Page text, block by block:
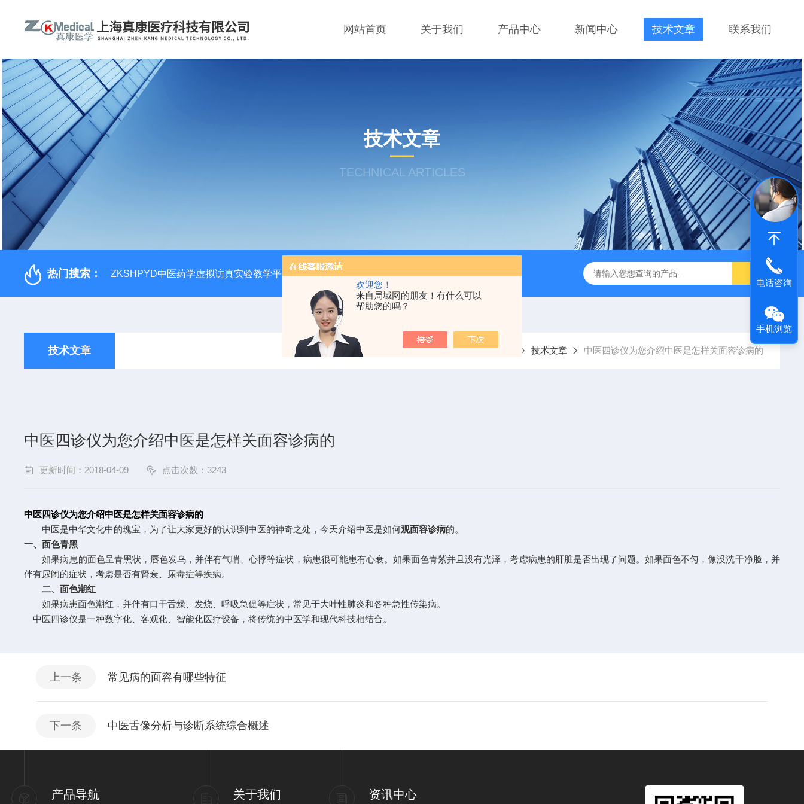
欢迎您！
来自局域网的朋友！有什么可以
帮助您的吗？
网站首页 关于我们 产品中心 新闻中心 技术文章 联系我们
技术文章
TECHNICAL ARTICLES
热门搜索： ZKSHPYD中医药学虚拟访真实验教学平台 ZKF—AX全身针灸仿真训练系统 ZKCJ-208F经穴学及针刺仿真训练系统 ZKCJ300多媒体经穴学及针刺仿真训
技术文章 当前位置：首页 技术文章 中医四诊仪为您介绍中医是怎样关面容诊病的
中医四诊仪为您介绍中医是怎样关面容诊病的
更新时间：2018-04-09 点击次数：3243
中医四诊仪为您介绍中医是怎样关面容诊病的
中医是中华文化中的瑰宝，为了让大家更好的认识到中医的神奇之处，今天介绍中医是如何观面容诊病的。
一、面色青黑
如果病患的面色呈青黑状，唇色发乌，并伴有气喘、心悸等症状，病患很可能患有心衰。如果面色青紫并且没有光泽，考虑病患的肝脏是否出现了问题。如果面色不匀，像没洗干净脸，并
伴有尿闭的症状，考虑是否有肾衰、尿毒症等疾病。
二、面色潮红
如果病患面色潮红，并伴有口干舌燥、发烧、呼吸急促等症状，常见于大叶性肺炎和各种急性传染病。
中医四诊仪是一种数字化、客观化、智能化医疗设备，将传统的中医学和现代科技相结合。
上一条 常见病的面容有哪些特征
下一条 中医舌像分析与诊断系统综合概述
产品导航 关于我们 资讯中心
电话咨询
手机浏览